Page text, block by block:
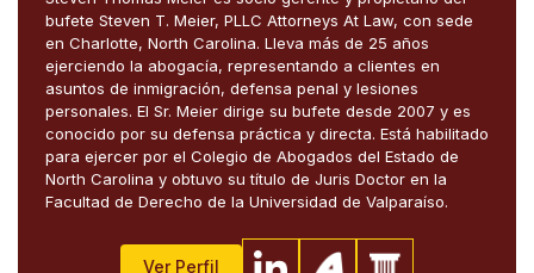
bufete Steven T. Meier, PLLC Attorneys At Law, con sede
en Charlotte, North Carolina. Lleva más de 25 años
ejerciendo la abogacía, representando a clientes en
asuntos de inmigración, defensa penal y lesiones
personales. El Sr. Meier dirige su bufete desde 2007 y es
conocido por su defensa práctica y directa. Está habilitado
para ejercer por el Colegio de Abogados del Estado de
North Carolina y obtuvo su título de Juris Doctor en la
Facultad de Derecho de la Universidad de Valparaíso.
Ver Perfil